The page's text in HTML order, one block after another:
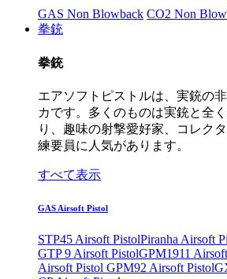
GAS Non Blowback CO2 Non
拳銃
拳銃
エアソフトピストルは、実銃の
カです。多くのものは実銃と全
り、趣味の射撃愛好家、コレク
練要員に人気があります。
すべて表示
GAS Airsoft Pistol
STP45 Airsoft PistolPiranha Airsoft
GTP 9 Airsoft PistolGPM1911
Airsoft Pistol GPM92 Airsoft Pistol